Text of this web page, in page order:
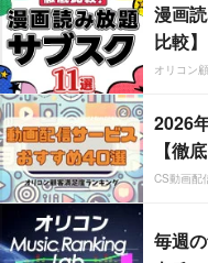
漫画
比較】
オリコン
2026
【徹
CS動画配
毎週